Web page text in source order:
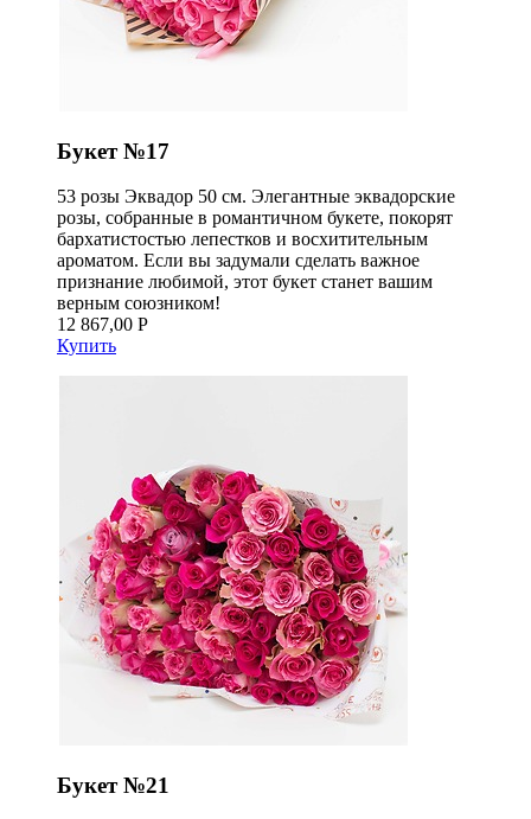
Букет №17
53 розы Эквадор 50 см. Элегантные эквадорские
розы, собранные в романтичном букете, покорят
бархатистостью лепестков и восхитительным
ароматом. Если вы задумали сделать важное
признание любимой, этот букет станет вашим
верным союзником!
12 867,00 Р
Купить
Букет №21